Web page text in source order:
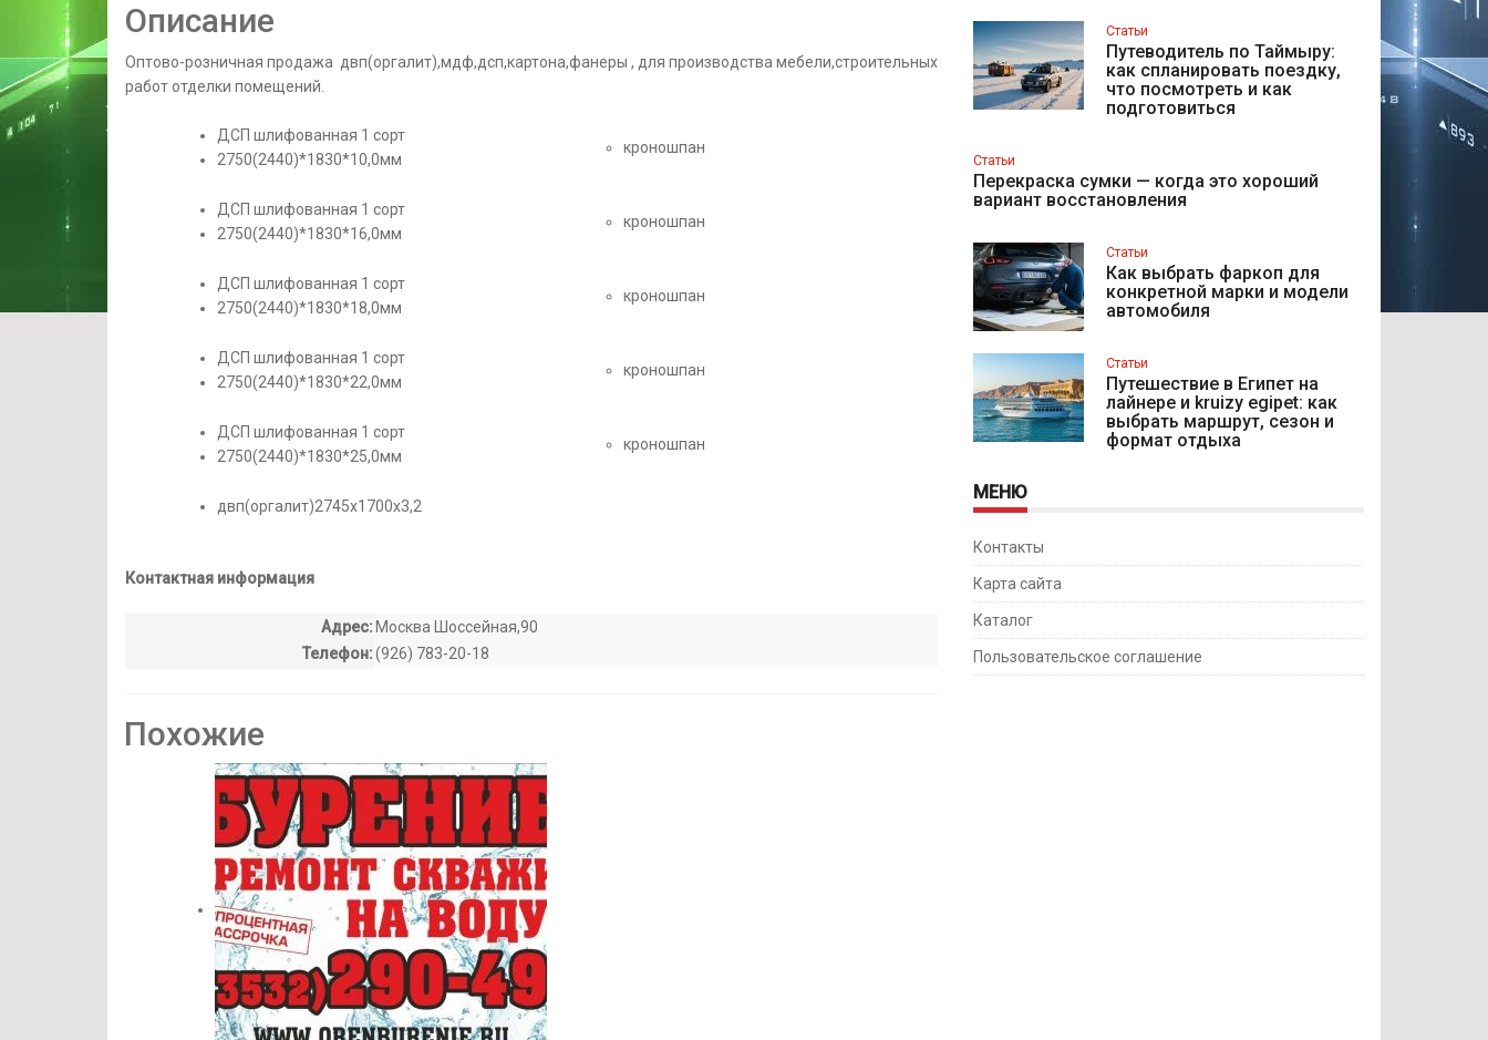
Описание
Оптово-розничная продажа двп(оргалит),мдф,дсп,картона,фанеры , для производства мебели,строительных
работ отделки помещений.
ДСП шлифованная 1 сорт
2750(2440)*1830*10,0мм
кроношпан
ДСП шлифованная 1 сорт
2750(2440)*1830*16,0мм
кроношпан
ДСП шлифованная 1 сорт
2750(2440)*1830*18,0мм
кроношпан
ДСП шлифованная 1 сорт
2750(2440)*1830*22,0мм
кроношпан
ДСП шлифованная 1 сорт
2750(2440)*1830*25,0мм
кроношпан
двп(оргалит)2745х1700х3,2
Контактная информация
Адрес: Москва Шоссейная,90
Телефон:(926) 783-20-18
Похожие
Статьи
Путеводитель по Таймыру:
как спланировать поездку,
что посмотреть и как
подготовиться
Статьи
Перекраска сумки — когда это хороший
вариант восстановления
Статьи
Как выбрать фаркоп для
конкретной марки и модели
автомобиля
Статьи
Путешествие в Египет на
лайнере и kruizy egipet: как
выбрать маршрут, сезон и
формат отдыха
МЕНЮ
Контакты
Карта сайта
Каталог
Пользовательское соглашение